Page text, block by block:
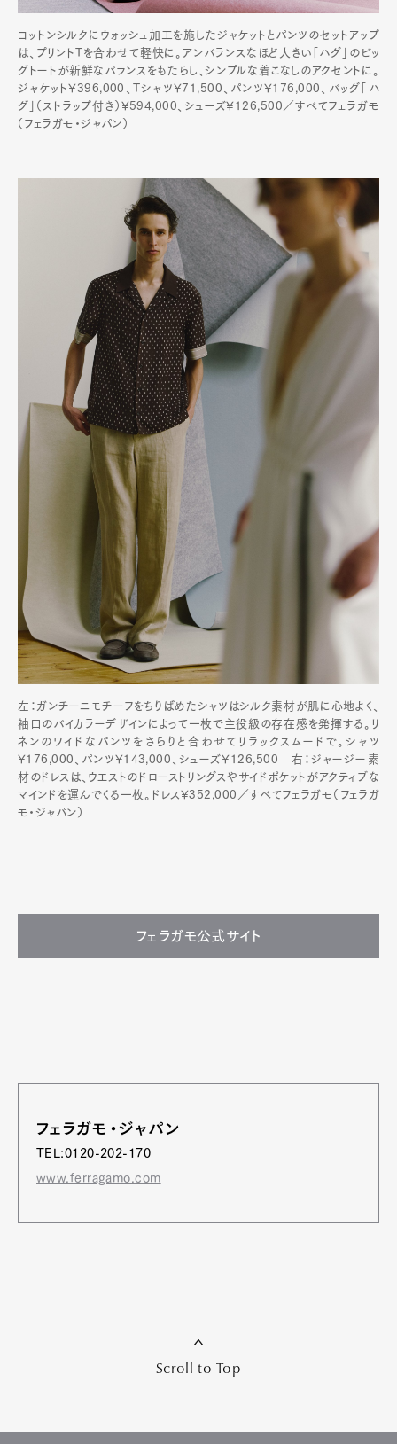
コットンシルクにウォッシュ加工を施したジャケットとパンツのセットアップ
は、プリントTを合わせて軽快に。アンバランスなほど大きい「ハグ」のビッ
グトートが新鮮なバランスをもたらし、シンプルな着こなしのアクセントに。
ジャケット¥396,000、Tシャツ¥71,500、パンツ¥176,000、バッグ「ハ
グ」（ストラップ付き）¥594,000、シューズ¥126,500／すべてフェラガモ
（フェラガモ・ジャパン）
左：ガンチーニモチーフをちりばめたシャツはシルク素材が肌に心地よく、
袖口のバイカラーデザインによって一枚で主役級の存在感を発揮する。リ
ネンのワイドなパンツをさらりと合わせてリラックスムードで。シャツ
¥176,000、パンツ¥143,000、シューズ¥126,500 右：ジャージー素
材のドレスは、ウエストのドローストリングスやサイドポケットがアクティブな
マインドを運んでくる一枚。ドレス¥352,000／すべてフェラガモ（フェラガ
モ・ジャパン）
フェラガモ公式サイト
フェラガモ・ジャパン
TEL:0120-202-170
www.ferragamo.com
Scroll to Top